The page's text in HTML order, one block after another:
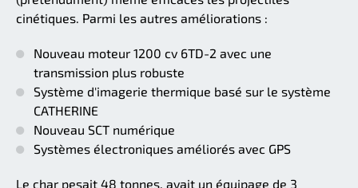
cinétiques. Parmi les autres améliorations :
Nouveau moteur 1200 cv 6TD-2 avec une
transmission plus robuste
Système d'imagerie thermique basé sur le système
CATHERINE
Nouveau SCT numérique
Systèmes électroniques améliorés avec GPS
Le char pesait 48 tonnes, avait un équipage de 3